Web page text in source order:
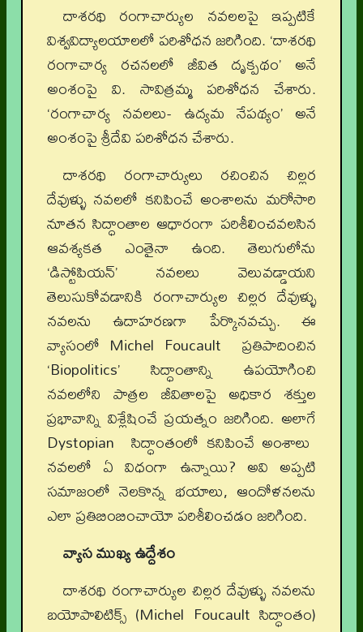
దాశరథి రంగాచార్యుల నవలలపై ఇప్పటికే
విశ్వవిద్యాలయాలలో పరిశోధన జరిగింది. ‘దాశరథి
రంగాచార్య రచనలలో జీవిత దృక్పథం’ అనే
అంశంపై వి. సావిత్రమ్మ పరిశోధన చేశారు.
‘రంగాచార్య నవలలు- ఉద్యమ నేపథ్యం’ అనే
అంశంపై శ్రీదేవి పరిశోధన చేశారు.
దాశరథి రంగాచార్యులు రచించిన చిల్లర
దేవుళ్ళు నవలలో కనిపించే అంశాలను మరోసారి
నూతన సిద్ధాంతాల ఆధారంగా పరిశీలించవలసిన
ఆవశ్యకత ఎంతైనా ఉంది. తెలుగులోను
‘డిస్టోపియన్’ నవలలు వెలువడ్డాయని
తెలుసుకోవడానికి రంగాచార్యుల చిల్లర దేవుళ్ళు
నవలను ఉదాహరణగా పేర్కొనవచ్చు. ఈ
వ్యాసంలో Michel Foucault ప్రతిపాదించిన
‘Biopolitics’ సిద్ధాంతాన్ని ఉపయోగించి
నవలలోని పాత్రల జీవితాలపై అధికార శక్తుల
ప్రభావాన్ని విశ్లేషించే ప్రయత్నం జరిగింది. అలాగే
Dystopian సిద్ధాంతంలో కనిపించే అంశాలు
నవలలో ఏ విధంగా ఉన్నాయి? అవి అప్పటి
సమాజంలో నెలకొన్న భయాలు, ఆందోళనలను
ఎలా ప్రతిబింబించాయో పరిశీలించడం జరిగింది.
వ్యాస ముఖ్య ఉద్దేశం
దాశరథి రంగాచార్యుల చిల్లర దేవుళ్ళు నవలను
బయోపాలిటిక్స్ (Michel Foucault సిద్ధాంతం)